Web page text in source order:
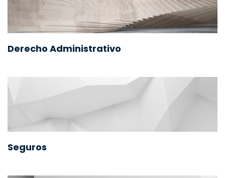
Derecho Administrativo
Seguros